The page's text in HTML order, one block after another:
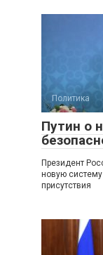
Политика
Путин о
Президент
новую
присутствия